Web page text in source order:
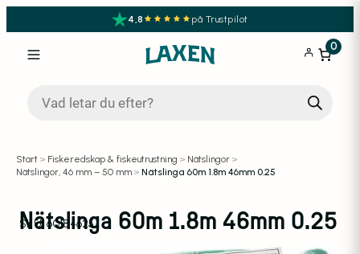
4,8 på Trustpilot
0
Start > Fiskeredskap & fiskeutrustning > Nätslingor >
Nätslingor, 46 mm – 50 mm > Nätslinga 60m 1.8m 46mm 0.25
Nätslinga 60m 1.8m 46mm 0.25
SKU:60184625